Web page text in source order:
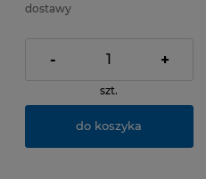
dostawy
- +
szt.
do koszyka